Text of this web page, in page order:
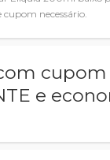
necessário.
e